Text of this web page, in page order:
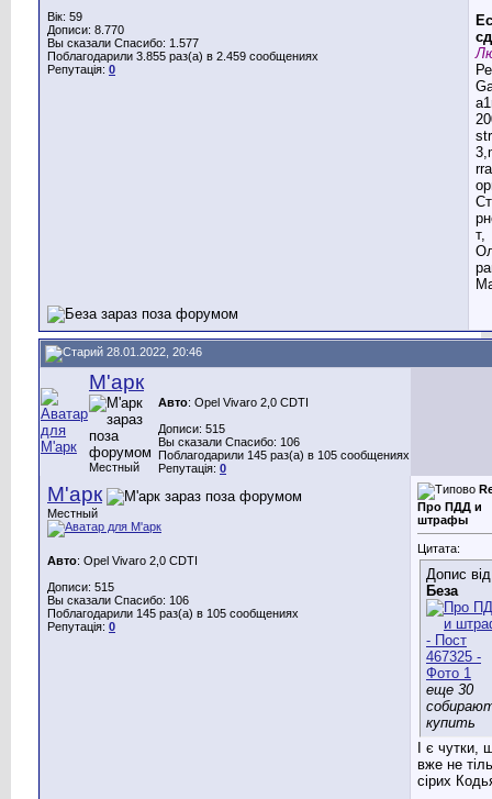
Вік: 59
Дописи: 8.770
Вы сказали Спасибо: 1.577
Поблагодарили 3.855 раз(а) в 2.459 сообщениях
Репутація: 0
т,
28.01.2022, 20:46
М'арк
Местный
Авто: Opel Vivaro 2,0 CDTI
Дописи: 515
Вы сказали Спасибо: 106
Поблагодарили 145 раз(а) в 105 сообщениях
Репутація: 0
М'арк
Местный
Авто: Opel Vivaro 2,0 CDTI
Дописи: 515
Вы сказали Спасибо: 106
Поблагодарили 145 раз(а) в 105 сообщениях
Репутація: 0
Про ПДД и
штрафы
Цитата:
Допис від
Беза
еще 30
купить
І є чутки,
вже не
сірих